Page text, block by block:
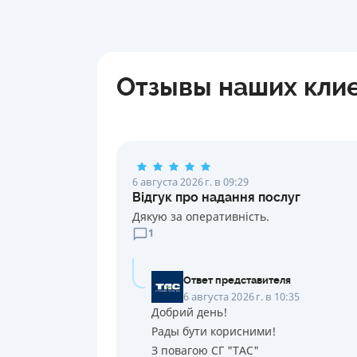
Отзывы наших
6 августа 2026 г. в 09:29
Відгук про надання послуг
Дякую за оперативність.
1
Ответ представителя
6 августа 2026 г. в 10:35
Добрий день!
Рады бути корисними!
З повагою СГ "ТАС"